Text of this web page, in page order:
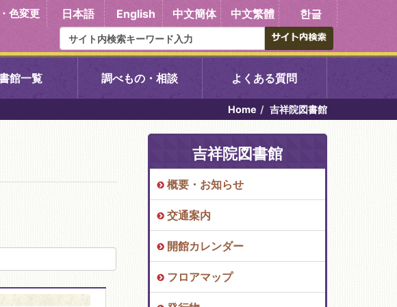
色変更 日本語 English 中文簡体 中文繁體 한글
館一覧
伏見中央図書館 醍醐中央図書館
東山図書館
吉祥院図書館
向島図書館
こどもみらい館子育て図
コミュニティプラザ深草
調べもの・相談 よくある質問
Home 吉祥院図書館
吉祥院図書館
概要・お知らせ
交通案内
開館カレンダー
フロアマップ